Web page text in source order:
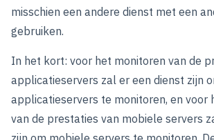
misschien een andere dienst met een
gebruiken.
In het kort: voor het monitoren van de
applicatieservers zal er een dienst zijn
applicatieservers te monitoren, en voor
van de prestaties van mobiele servers